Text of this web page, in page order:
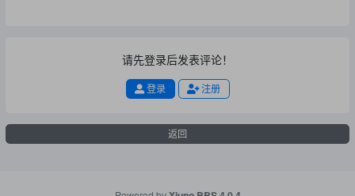
请先登录后发表评论！
登录 注册
返回